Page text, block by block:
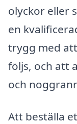
olyckor eller
en
trygg med
följs, och att
och
Att beställa